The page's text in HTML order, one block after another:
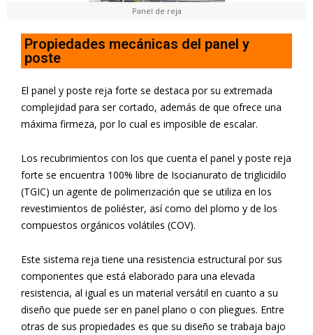
Panel de reja
Propiedades mecánicas del panel y
poste
El panel y poste reja forte se destaca por su extremada
complejidad para ser cortado, además de que ofrece una
máxima firmeza, por lo cual es imposible de escalar.
Los recubrimientos con los que cuenta el panel y poste reja
forte se encuentra 100% libre de Isocianurato de triglicidilo
(TGIC) un agente de polimerización que se utiliza en los
revestimientos de poliéster, así como del plomo y de los
compuestos orgánicos volátiles (COV).
Este sistema reja tiene una resistencia estructural por sus
componentes que está elaborado para una elevada
resistencia, al igual es un material versátil en cuanto a su
diseño que puede ser en panel plano o con pliegues. Entre
otras de sus propiedades es que su diseño se trabaja bajo